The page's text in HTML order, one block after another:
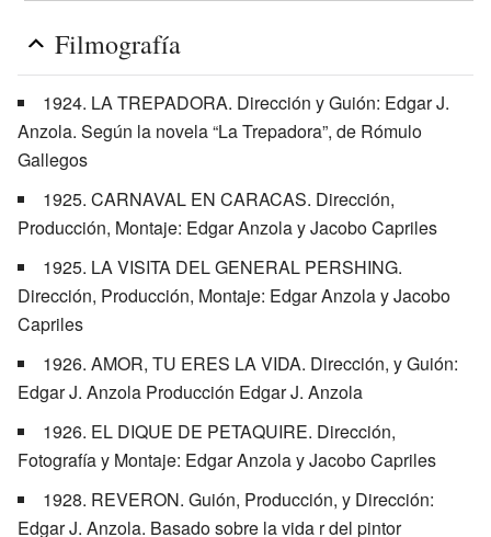
Filmografía
1924. LA TREPADORA. Dirección y Guión: Edgar J.
Anzola. Según la novela “La Trepadora”, de Rómulo
Gallegos
1925. CARNAVAL EN CARACAS. Dirección,
Producción, Montaje: Edgar Anzola y Jacobo Capriles
1925. LA VISITA DEL GENERAL PERSHING.
Dirección, Producción, Montaje: Edgar Anzola y Jacobo
Capriles
1926. AMOR, TU ERES LA VIDA. Dirección, y Guión:
Edgar J. Anzola Producción Edgar J. Anzola
1926. EL DIQUE DE PETAQUIRE. Dirección,
Fotografía y Montaje: Edgar Anzola y Jacobo Capriles
1928. REVERON. Guión, Producción, y Dirección:
Edgar J. Anzola. Basado sobre la vida r del pintor